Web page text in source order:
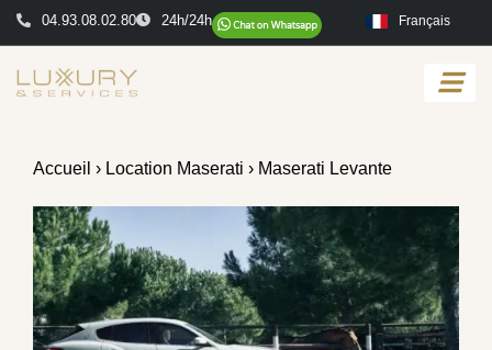
04.93.08.02.80 24h/24h Français
Accueil › Location Maserati › Maserati Levante